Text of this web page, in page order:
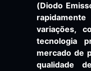
(Diodo
variações,
tecnologia
mercado de
qualidade